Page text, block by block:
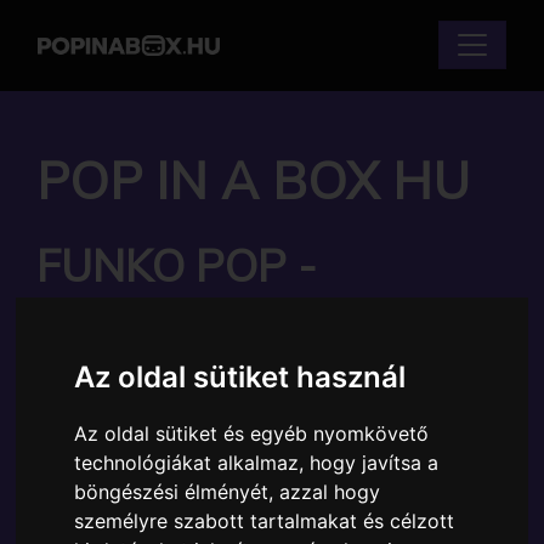
Az oldal sütiket használ
Az oldal sütiket és egyéb nyomkövető
technológiákat alkalmaz, hogy javítsa a
böngészési élményét, azzal hogy
személyre szabott tartalmakat és célzott
POP IN A BOX HU
FUNKO POP -
WANDAVISION
WANDA
(HALLOWEEN)
FIGURA